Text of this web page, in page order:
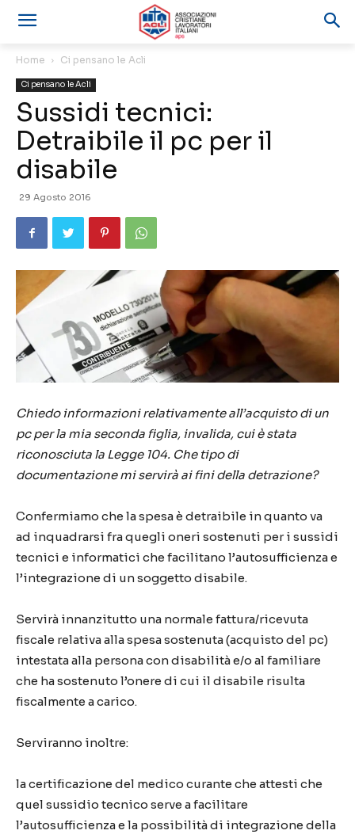
Home Ci pensano le Acli
Ci pensano le Acli
Sussidi tecnici:
Detraibile il pc per il
disabile
29 Agosto 2016
Chiedo informazioni relativamente all’acquisto di un
pc per la mia seconda figlia, invalida, cui è stata
riconosciuta la Legge 104. Che tipo di
documentazione mi servirà ai fini della detrazione?
Confermiamo che la spesa è detraibile in quanto va
ad inquadrarsi fra quegli oneri sostenuti per i sussidi
tecnici e informatici che facilitano l’autosufficienza e
l’integrazione di un soggetto disabile.
Servirà innanzitutto una normale fattura/ricevuta
fiscale relativa alla spesa sostenuta (acquisto del pc)
intestata alla persona con disabilità e/o al familiare
che ha sostenuto l’onere di cui il disabile risulta
fiscalmente a carico.
Serviranno inoltre:
la certificazione del medico curante che attesti che
quel sussidio tecnico serve a facilitare
l’autosufficienza e la possibilità di integrazione della